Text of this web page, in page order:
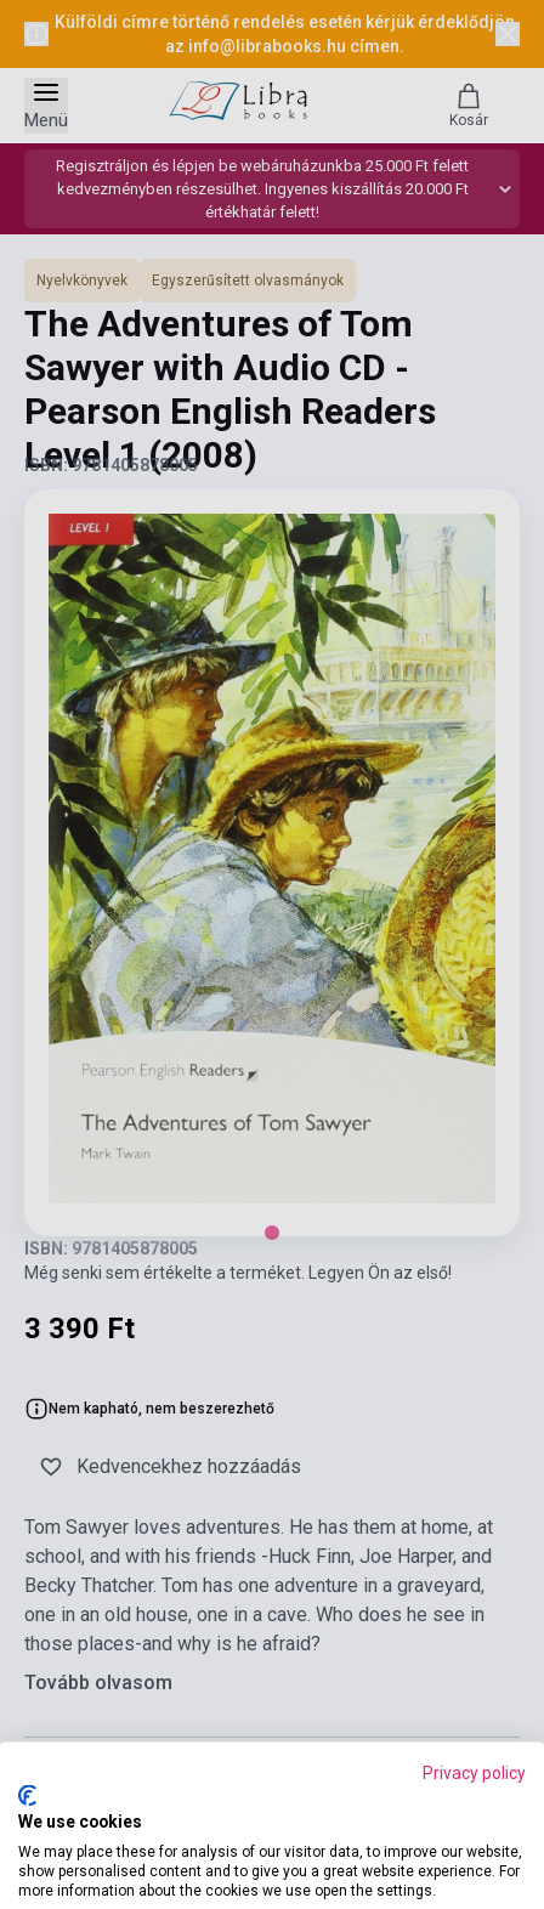
Külföldi címre történő rendelés esetén kérjük érdeklődjön
az info@librabooks.hu címen.
Regisztráljon és lépjen be webáruházunkba 25.000 Ft felett
kedvezményben részesülhet. Ingyenes kiszállítás 20.000 Ft
értékhatár felett!
Menü Kosár
Nyelvkönyvek Egyszerűsített olvasmányok
The Adventures of Tom
Sawyer with Audio CD -
Pearson English Readers
Level 1(2008)
ISBN: 9781405878005
ISBN: 9781405878005
Még senki sem értékelte a terméket. Legyen Ön az első!
3 390 Ft
Nem kapható, nem beszerezhető
Kedvencekhez hozzáadás
Tom Sawyer loves adventures. He has them at home, at
school, and with his friends -Huck Finn, Joe Harper, and
Becky Thatcher. Tom has one adventure in a graveyard,
one in an old house, one in a cave. Who does he see in
those places-and why is he afraid?
Tovább olvasom
Privacy policy
We use cookies
We may place these for analysis of our visitor data, to improve our website,
show personalised content and to give you a great website experience. For
more information about the cookies we use open the settings.